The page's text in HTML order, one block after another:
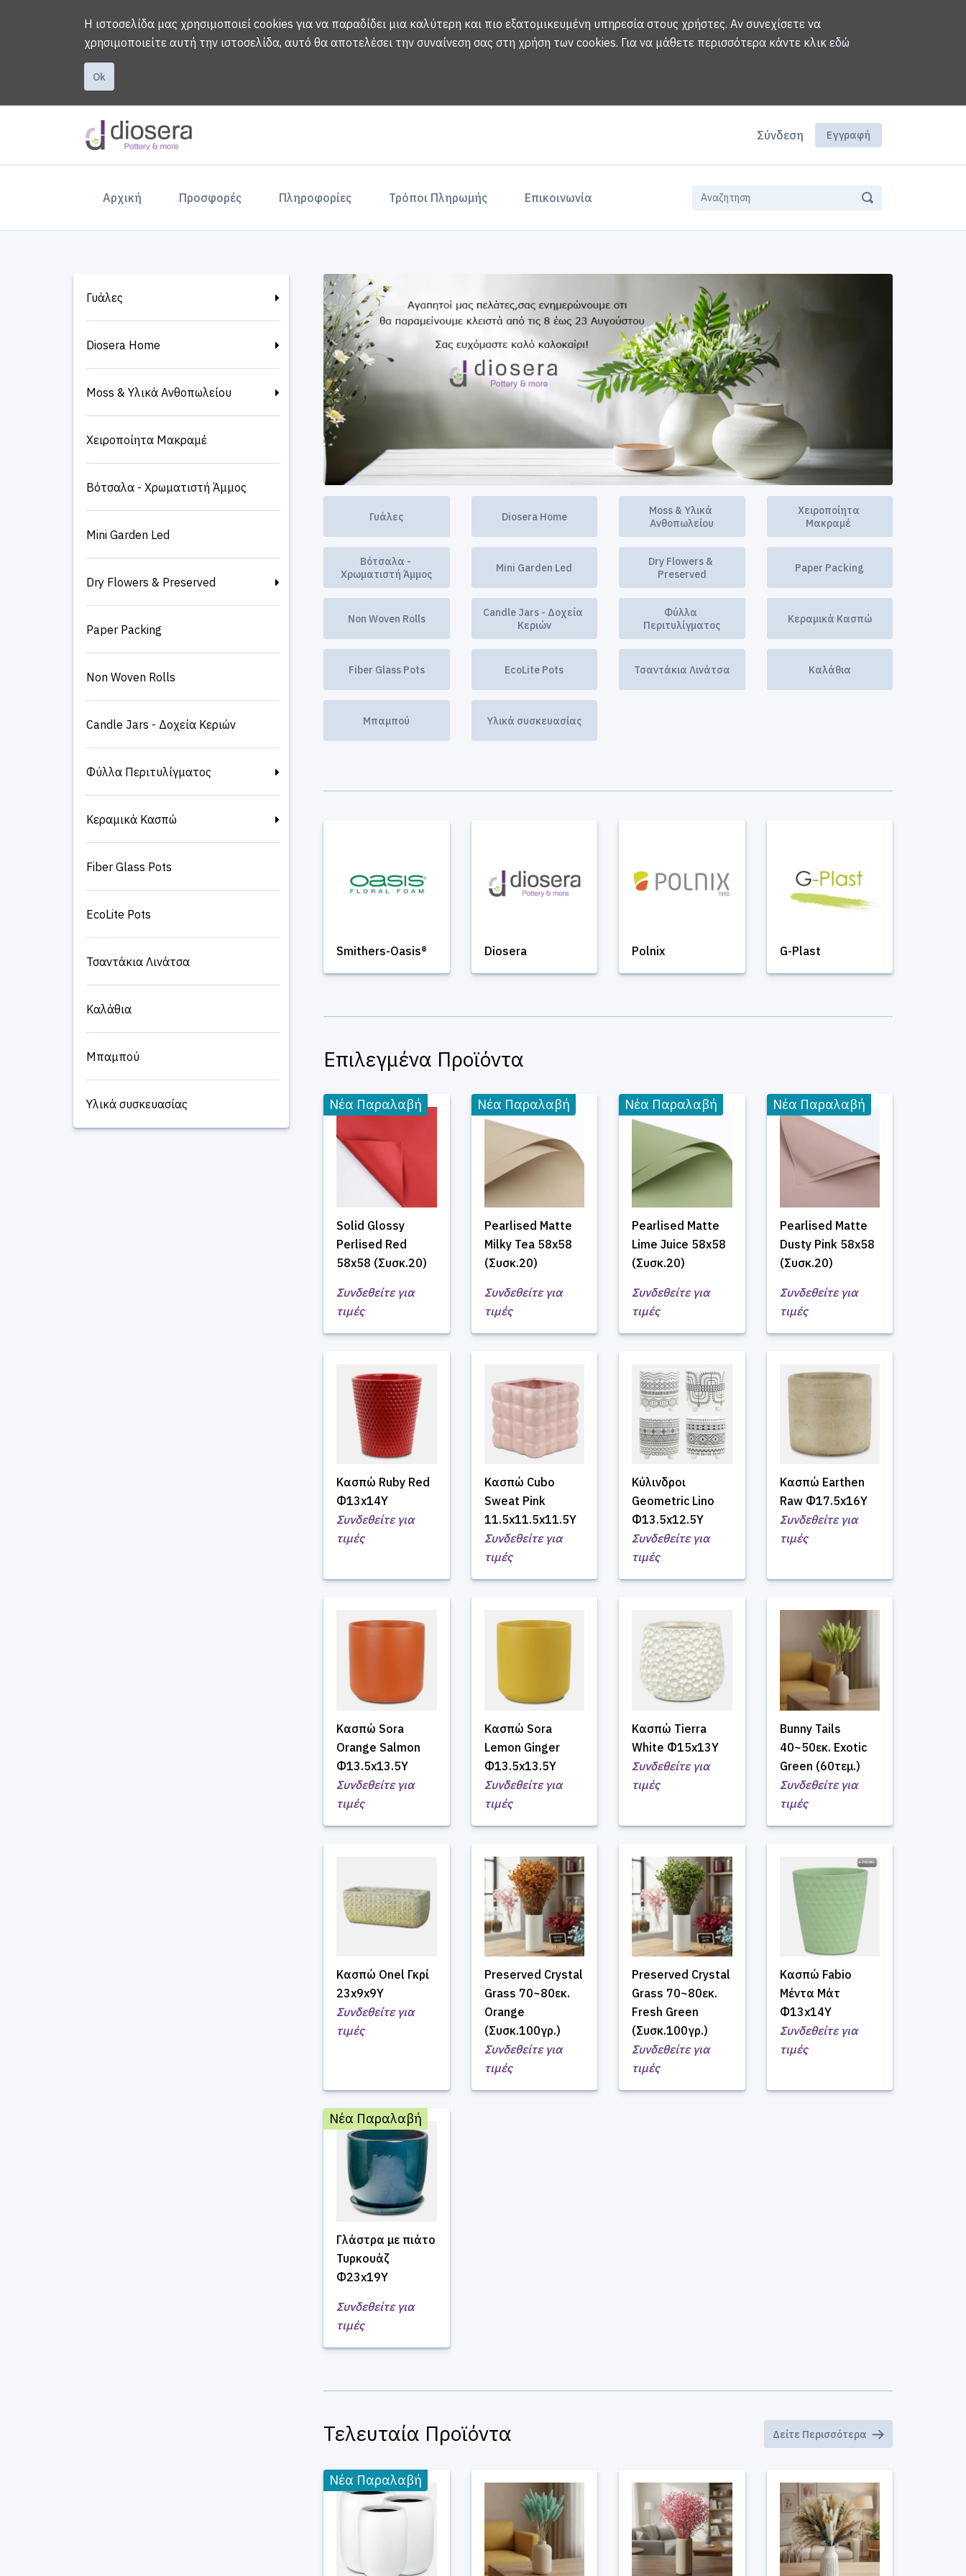
Η ιστοσελίδα μας χρησιμοποιεί cookies για να παραδίδει μια καλύτερη και πιο εξατομικευμένη υπηρεσία στους χρήστες. Αν συνεχίσετε να
χρησιμοποιείτε αυτή την ιστοσελίδα, αυτό θα αποτελέσει την συναίνεση σας στη χρήση των cookies. Για να μάθετε περισσότερα κάντε κλικ εδώ
Ok
Σύνδεση Εγγραφή
Αρχική (current)Προσφορές Πληροφορίες Τρόποι Πληρωμής Επικοινωνία
Γυάλες
Diosera Home
Moss & Υλικά Ανθοπωλείου
Χειροποίητα Μακραμέ
Βότσαλα - Χρωματιστή Άμμος
Mini Garden Led
Dry Flowers & Preserved
Paper Packing
Non Woven Rolls
Candle Jars - Δοχεία Κεριών
Φύλλα Περιτυλίγματος
Κεραμικά Κασπώ
Fiber Glass Pots
EcoLite Pots
Τσαντάκια Λινάτσα
Καλάθια
Μπαμπού
Υλικά συσκευασίας
Γυάλες Diosera Home
Moss & Υλικά
Ανθοπωλείου
Χειροποίητα
Μακραμέ
Βότσαλα -
Χρωματιστή Άμμος
Mini Garden Led
Dry Flowers &
Preserved
Paper Packing
Non Woven Rolls
Candle Jars - Δοχεία
Κεριών
Φύλλα
Περιτυλίγματος
Κεραμικά Κασπώ
Fiber Glass Pots EcoLite Pots Τσαντάκια Λινάτσα Καλάθια
Μπαμπού Υλικά συσκευασίας
Smithers-Oasis® Diosera Polnix G-Plast
Επιλεγμένα Προϊόντα
Solid Glossy
Perlised Red
58x58 (Συσκ.20)
Νέα Παραλαβή
Συνδεθείτε για
τιμές
Pearlised Matte
Milky Tea 58x58
(Συσκ.20)
Νέα Παραλαβή
Συνδεθείτε για
τιμές
Pearlised Matte
Lime Juice 58x58
(Συσκ.20)
Νέα Παραλαβή
Συνδεθείτε για
τιμές
Pearlised Matte
Dusty Pink 58x58
(Συσκ.20)
Νέα Παραλαβή
Συνδεθείτε για
τιμές
Κασπώ Ruby Red
Φ13x14Υ
Συνδεθείτε για
τιμές
Κασπώ Cubo
Sweat Pink
11.5x11.5x11.5Υ
Συνδεθείτε για
τιμές
Κύλινδροι
Geometric Lino
Φ13.5x12.5Υ
Συνδεθείτε για
τιμές
Κασπώ Earthen
Raw Φ17.5x16Υ
Συνδεθείτε για
τιμές
Κασπώ Sora
Orange Salmon
Φ13.5x13.5Υ
Συνδεθείτε για
τιμές
Κασπώ Sora
Lemon Ginger
Φ13.5x13.5Υ
Συνδεθείτε για
τιμές
Κασπώ Tierra
White Φ15x13Υ
Συνδεθείτε για
τιμές
Bunny Tails
40~50εκ. Exotic
Green (60τεμ.)
Συνδεθείτε για
τιμές
Κασπώ Onel Γκρί
23x9x9Υ
Συνδεθείτε για
τιμές
Preserved Crystal
Grass 70~80εκ.
Orange
(Συσκ.100γρ.)
Συνδεθείτε για
τιμές
Preserved Crystal
Grass 70~80εκ.
Fresh Green
(Συσκ.100γρ.)
Συνδεθείτε για
τιμές
Κασπώ Fabio
Μέντα Μάτ
Φ13x14Υ
Συνδεθείτε για
τιμές
Γλάστρα με πιάτο
Τυρκουάζ
Φ23x19Υ
Νέα Παραλαβή
Συνδεθείτε για
τιμές
Τελευταία Προϊόντα Δείτε Περισσότερα
Νέα Παραλαβή